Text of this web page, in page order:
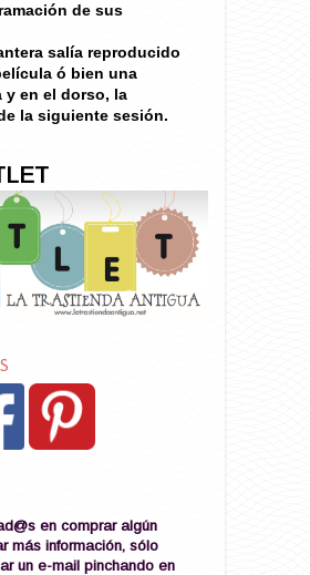
de sus
salía reproducido
ó bien una
y en el dorso, la
la siguiente sesión.
en comprar algún
más información, sólo
un e-mail pinchando en